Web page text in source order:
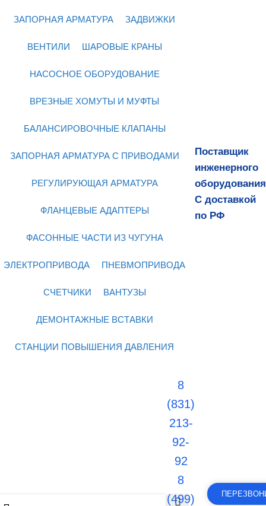
ЗАПОРНАЯ АРМАТУРА ЗАДВИЖКИ
ВЕНТИЛИ ШАРОВЫЕ КРАНЫ
НАСОСНОЕ ОБОРУДОВАНИЕ
ВРЕЗНЫЕ ХОМУТЫ И МУФТЫ
БАЛАНСИРОВОЧНЫЕ КЛАПАНЫ
ЗАПОРНАЯ АРМАТУРА С ПРИВОДАМИ
РЕГУЛИРУЮЩАЯ АРМАТУРА
ФЛАНЦЕВЫЕ АДАПТЕРЫ
ФАСОННЫЕ ЧАСТИ ИЗ ЧУГУНА
ЭЛЕКТРОПРИВОДА ПНЕВМОПРИВОДА
СЧЕТЧИКИ ВАНТУЗЫ
ДЕМОНТАЖНЫЕ ВСТАВКИ
СТАНЦИИ ПОВЫШЕНИЯ ДАВЛЕНИЯ
Поставщик
инженерного
оборудования
С доставкой
по РФ
8
(831)
213-
92-
92
8
(499)